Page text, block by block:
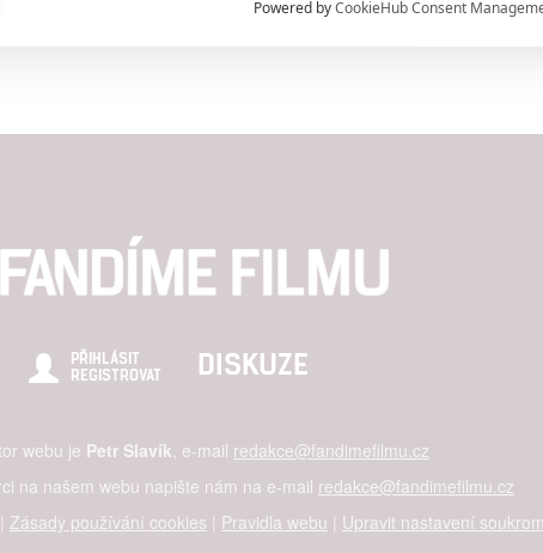
PŘIHLÁSIT
REGISTROVAT
DISKUZE
webu je Petr Slavík , e-mail redakce@fandimefilmu.cz
na našem webu napište nám na e-mail redakce@fandimefilmu.cz
| Zásady používání cookies | Pravidla webu | Upravit nastavení


předcházení a zjišťování podvodů a odstraňování chyb,
reklamy a obsahu
Powered byCookieHub Consent